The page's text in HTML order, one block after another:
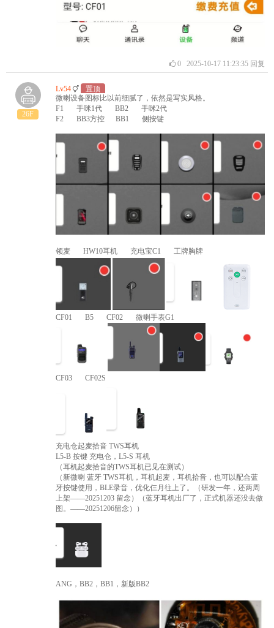
02025-10-17 11:23:35 回复
26F
Lv54
置顶
微喇设备图标比以前细腻了，依然是写实风格。
F1 手咪1代 BB2 手咪2代
F2 BB3方控 BB1 侧按键
领麦 HW10耳机 充电宝C1 工牌胸牌
CF01 B5 CF02 微喇手表G1
CF03 CF02S
充电仓起麦拾音 TWS耳机
L5-B 按键 充电仓，L5-S 耳机
（耳机起麦拾音的TWS耳机已见在测试）
（新微喇 蓝牙 TWS耳机，耳机起麦，耳机拾音，也可以配合蓝
牙按键使用，BLE录音，优化仨月往上了。（研发一年，还两周
上架——20251203 留念）（蓝牙耳机出厂了，正式机器还没去做
图。——20251206留念））
ANG，BB2，BB1，新版BB2